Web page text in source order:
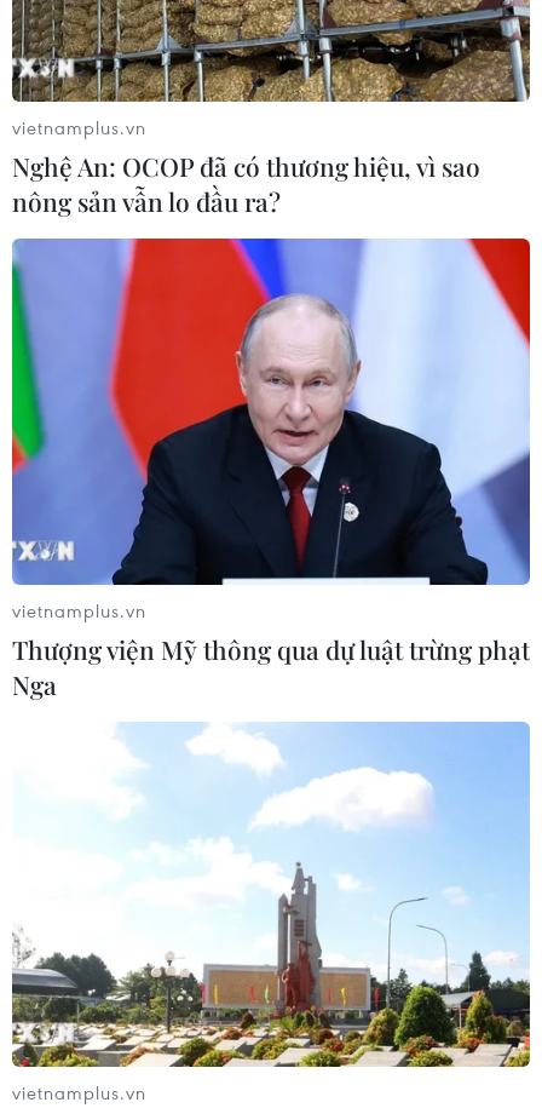
'Kinh tế Việt Nam chuyển sang giai đoạn
tăng trưởng dựa vào năng suất'
26/04/2019 07:59
Theo phương pháp luận của WEF, Việt Nam đã qua
giai đoạn có tăng trưởng chủ yếu dựa vào gia tăng các
yếu tố đầu vào mà bắt đầu chuyển sang giai đoạn tăng
trưởng chủ yếu dựa vào hiệu quả và năng suất.
Bàn cách phát triển giáo dục nghề nghiệp
trong bối cảnh cách mạng 4.0
10/05/2019 07:06
Việt Nam cần xây dựng lại thể chế giáo dục nghề
vietnamplus.vn
Nghệ An: OCOP đã có thương hiệu, vì sao
nông sản vẫn lo đầu ra?
vietnamplus.vn
Thượng viện Mỹ thông qua dự luật trừng phạt
Nga
vietnamplus.vn